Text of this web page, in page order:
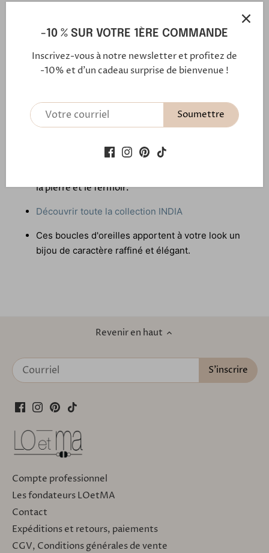
Les boucles d'oreilles INDIA sont faites
Provence.
Ces boucles d'oreilles longues comportent une jolie
pierre de lune de forme ovale ( 25 mm par 11 mm) )
sertie de laiton doré à l'or fin. De petites perles de
la pierre et le fermoir.
Découvrir toute la collection INDIA
Ces boucles d'oreilles apportent à votre look un
bijou de caractère raffiné et élégant.
Revenir en haut
Compte professionnel
Les fondateurs LOetMA
Contact
Expéditions et retours, paiements
CGV, Conditions générales de vente
-10 % SUR VOTRE 1ÈRE COMMANDE
Inscrivez-vous à notre newsletter et profitez de
-10% et d'un cadeau surprise de bienvenue !
Soumettre